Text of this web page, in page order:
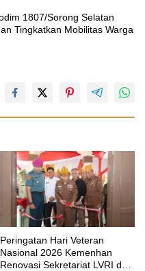
1807/Sorong Selatan
Tingkatkan Mobilitas Warga
Peringatan Hari Veteran
Nasional 2026 Kemenhan
Renovasi Sekretariat LVRI dan